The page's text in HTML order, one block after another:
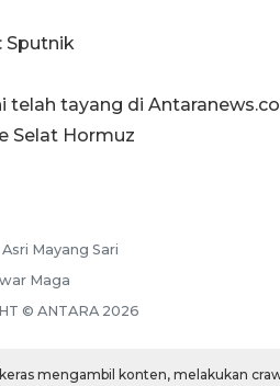
Sputnik
telah tayang di
Selat Hormuz
Asri Mayang Sari
Maga
© ANTARA 2026
mengambil konten, melakukan